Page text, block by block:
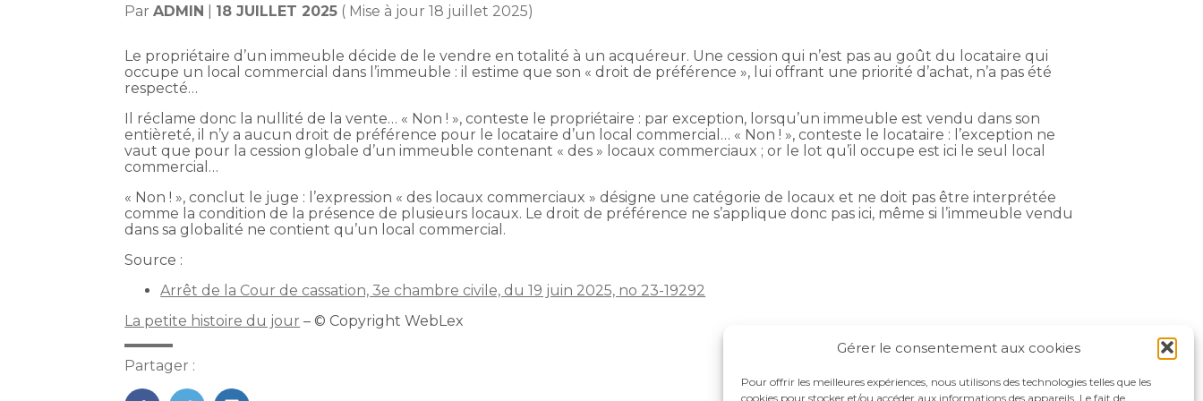
Gérer le consentement aux cookies
Pour offrir les meilleures expériences, nous utilisons des technologies telles que les
cookies pour stocker et/ou accéder aux informations des appareils. Le fait de
ParADMIN 18 JUILLET 2025 ( Mise à jour 18 juillet 2025)
Le propriétaire d’un immeuble décide de le vendre en totalité à un acquéreur. Une cession qui n’est pas au goût du locataire qui
occupe un local commercial dans l’immeuble : il estime que son « droit de préférence », lui offrant une priorité d’achat, n’a pas été
respecté…
Il réclame donc la nullité de la vente… « Non ! », conteste le propriétaire : par exception, lorsqu’un immeuble est vendu dans son
entièreté, il n’y a aucun droit de préférence pour le locataire d’un local commercial… « Non ! », conteste le locataire : l’exception ne
vaut que pour la cession globale d’un immeuble contenant « des » locaux commerciaux ; or le lot qu’il occupe est ici le seul local
commercial…
« Non ! », conclut le juge : l’expression « des locaux commerciaux » désigne une catégorie de locaux et ne doit pas être interprétée
comme la condition de la présence de plusieurs locaux. Le droit de préférence ne s’applique donc pas ici, même si l’immeuble vendu
dans sa globalité ne contient qu’un local commercial.
Source :
Arrêt de la Cour de cassation, 3e chambre civile, du 19 juin 2025, no 23-19292
La petite histoire du jour – © Copyright WebLex
Partager :